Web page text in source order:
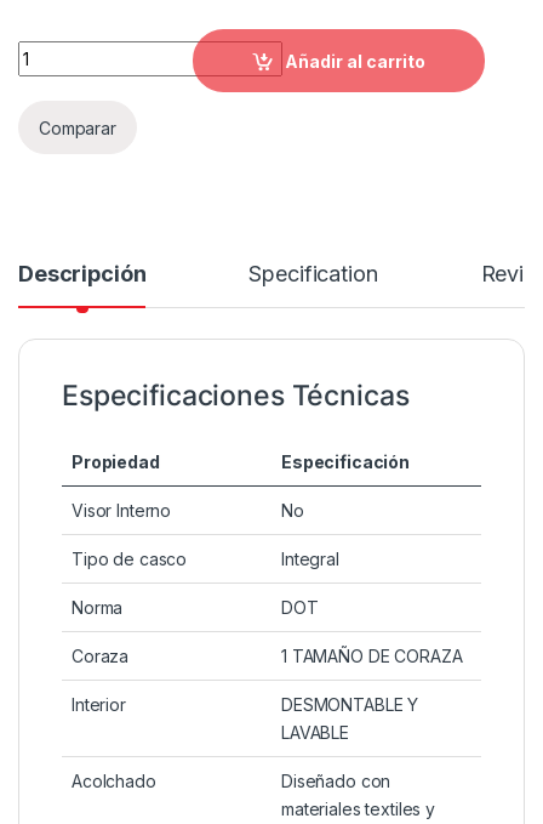
Casco HRO HRO-506 SP Doguy quantity
Añadir al carrito
Comparar
Descripción Specification
Especificaciones Técnicas
Propiedad Especificación
Visor Interno No
Tipo de casco Integral
Norma DOT
Coraza 1 TAMAÑO DE CORAZA
Interior
DESMONTABLE Y
LAVABLE
Acolchado
Diseñado con
materiales textiles y